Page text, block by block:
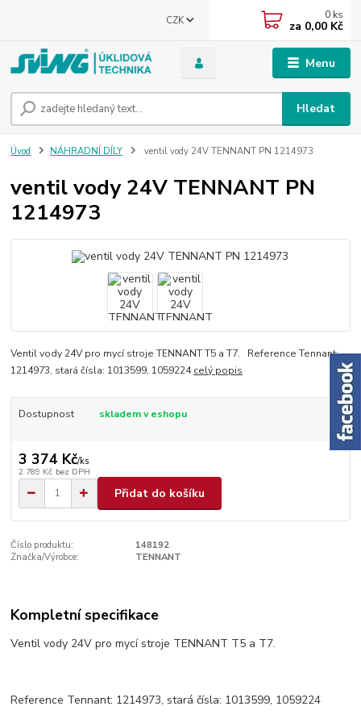
Menu
CZK
Hledat
0 ks
za 0,00 Kč
Úvod NÁHRADNÍ DÍLY ventil vody 24V TENNANT PN 1214973
ventil vody 24V TENNANT PN
1214973
Ventil vody 24V pro mycí stroje TENNANT T5 a T7. Reference Tennant:
1214973, stará čísla: 1013599, 1059224celý popis
Dostupnost skladem v eshopu
3 374 Kč/ks
2 789 Kč bez DPH
Přidat do košíku
Číslo produktu:
148192
Značka/Výrobce:
TENNANT
Kompletní specifikace
Ventil vody 24V pro mycí stroje TENNANT T5 a T7.
Reference Tennant: 1214973, stará čísla: 1013599, 1059224